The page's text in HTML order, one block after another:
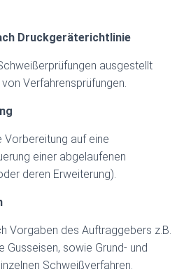
Druckgeräterichtlinie
ausgestellt
Verfahrensprüfungen.
Vorbereitung auf eine
einer abgelaufenen
deren Erweiterung).
Vorgaben des Auftraggebers z.B.
sowie Grund- und
Schweißverfahren.